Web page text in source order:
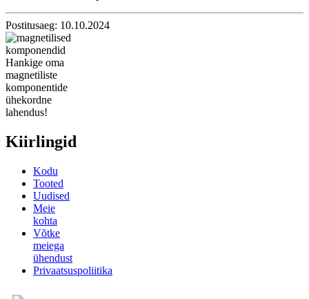
Postitusaeg: 10.10.2024
Hankige oma
magnetiliste
komponentide
ühekordne
lahendus!
Kiirlingid
Kodu
Tooted
Uudised
Meie
kohta
Võtke
meiega
ühendust
Privaatsuspoliitika